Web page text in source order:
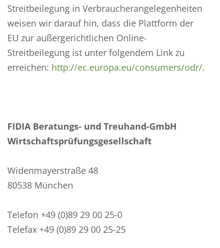
Streitbeilegung in Verbraucherangelegenheiten
weisen wir darauf hin, dass die Plattform der
EU zur außergerichtlichen Online-
Streitbeilegung ist unter folgendem Link zu
erreichen: http://ec.europa.eu/consumers/odr/.
FIDIA Beratungs- und Treuhand-GmbH
Wirtschaftsprüfungsgesellschaft
Widenmayerstraße 48
80538 München
Telefon +49 (0)89 29 00 25-0
Telefax +49 (0)89 29 00 25-25